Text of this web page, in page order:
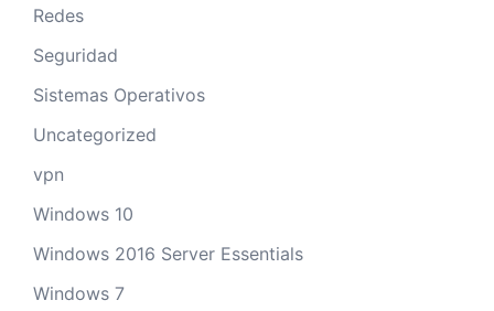
Redes
Seguridad
Sistemas Operativos
Uncategorized
vpn
Windows 10
Windows 2016 Server Essentials
Windows 7